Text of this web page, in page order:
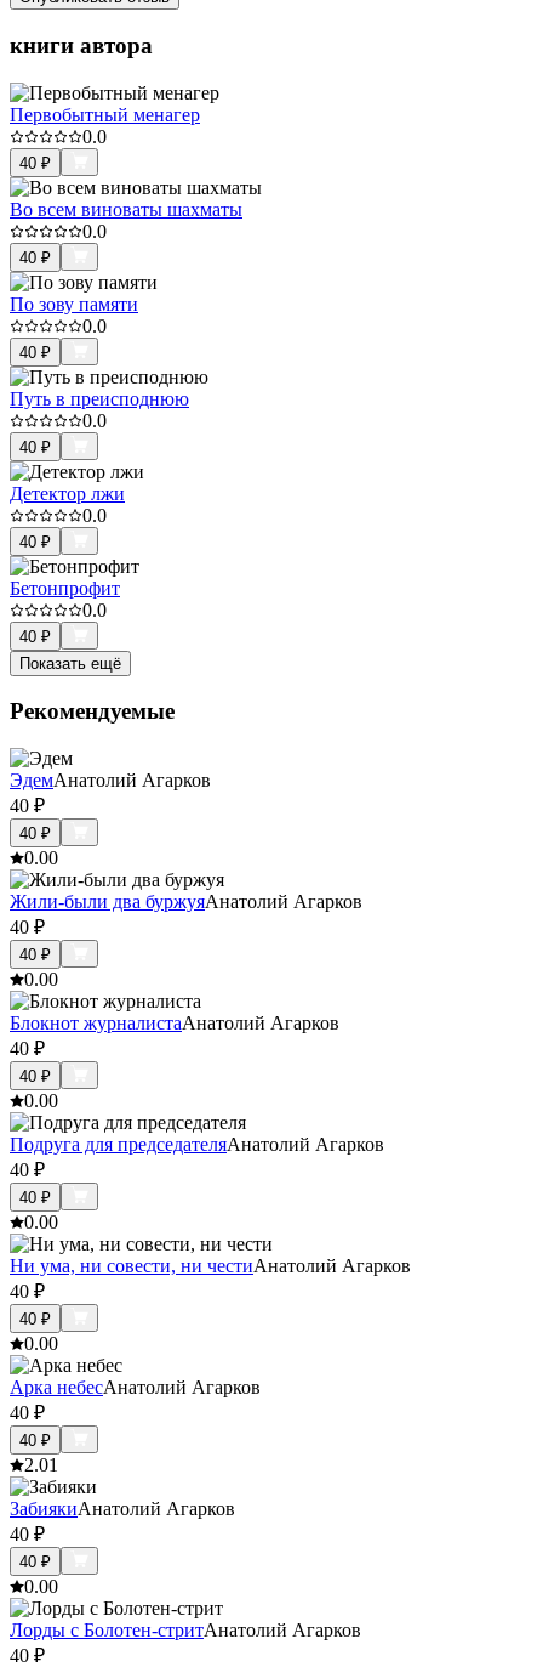
книги автора
Первобытный менагер
0.0
40 ₽
Во всем виноваты шахматы
0.0
40 ₽
По зову памяти
0.0
40 ₽
Путь в преисподнюю
0.0
40 ₽
Детектор лжи
0.0
40 ₽
Бетонпрофит
0.0
40 ₽
Показать ещё
Рекомендуемые
ЭдемАнатолий Агарков
40 ₽
40 ₽
0.00
Жили-были два буржуяАнатолий Агарков
40 ₽
40 ₽
0.00
Блокнот журналистаАнатолий Агарков
40 ₽
40 ₽
0.00
Подруга для председателяАнатолий Агарков
40 ₽
40 ₽
0.00
Ни ума, ни совести, ни честиАнатолий Агарков
40 ₽
40 ₽
0.00
Арка небесАнатолий Агарков
40 ₽
40 ₽
2.01
ЗабиякиАнатолий Агарков
40 ₽
40 ₽
0.00
Лорды с Болотен-стритАнатолий Агарков
40 ₽